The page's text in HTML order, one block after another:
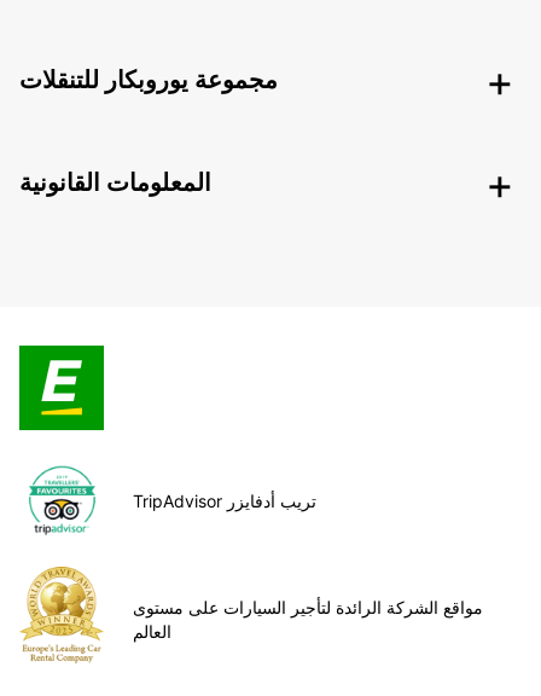
مجموعة يوروبكار للتنقلات
المعلومات القانونية
TripAdvisor تريب أدفايزر
مواقع الشركة الرائدة لتأجير السيارات على مستوى
العالم